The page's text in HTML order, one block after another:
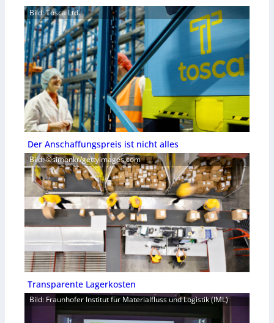
Bild: Tosca Ltd.
Der Anschaffungspreis ist nicht alles
Bild: ©simonkr/gettyimages.com
Transparente Lagerkosten
Bild: Fraunhofer Institut für Materialfluss und Logistik (IML)